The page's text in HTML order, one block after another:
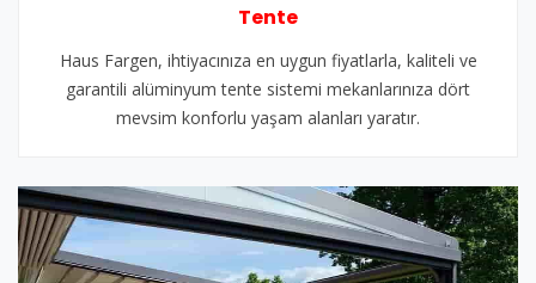
Tente
Haus Fargen, ihtiyacınıza en uygun fiyatlarla, kaliteli ve
garantili alüminyum tente sistemi mekanlarınıza dört
mevsim konforlu yaşam alanları yaratır.